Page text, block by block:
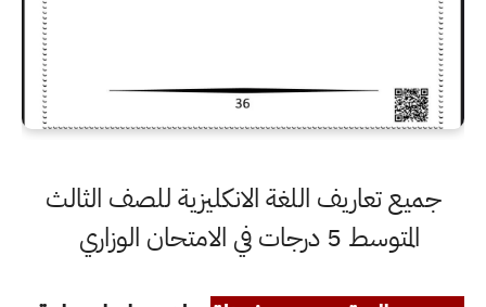
جميع تعاريف اللغة الانكليزية للصف الثالث
المتوسط 5 درجات في الامتحان الوزاري